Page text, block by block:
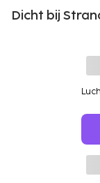
Dicht bij